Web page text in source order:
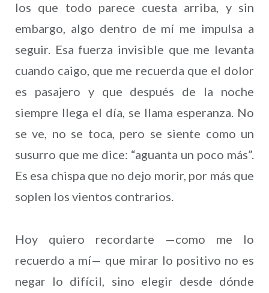
los que todo parece cuesta arriba, y sin
embargo, algo dentro de mí me impulsa a
seguir. Esa fuerza invisible que me levanta
cuando caigo, que me recuerda que el dolor
es pasajero y que después de la noche
siempre llega el día, se llama esperanza. No
se ve, no se toca, pero se siente como un
susurro que me dice: “aguanta un poco más”.
Es esa chispa que no dejo morir, por más que
soplen los vientos contrarios.
Hoy quiero recordarte —como me lo
recuerdo a mí— que mirar lo positivo no es
negar lo difícil, sino elegir desde dónde